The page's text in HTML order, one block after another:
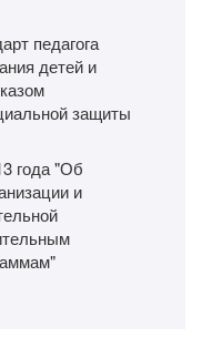
педагога
детей и
защиты
года "Об
и